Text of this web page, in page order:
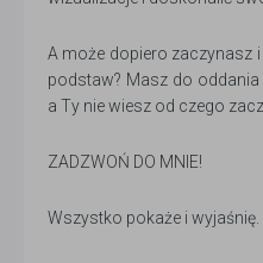
A może dopiero zaczynasz
podstaw? Masz do
a Ty nie wiesz od czego
ZADZWOŃ DO MNIE!
Wszystko pokaże i wyjaśnię.